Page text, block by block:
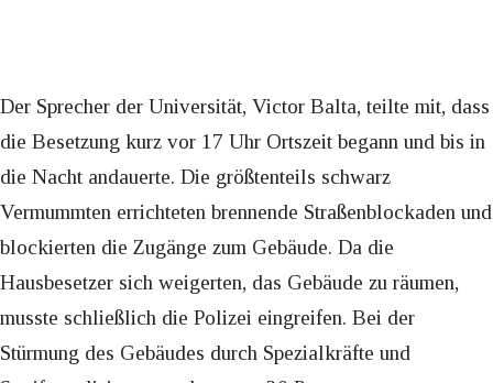
Der Sprecher der Universität, Victor Balta, teilte mit, dass
die Besetzung kurz vor 17 Uhr Ortszeit begann und bis in
die Nacht andauerte. Die größtenteils schwarz
Vermummten errichteten brennende Straßenblockaden und
blockierten die Zugänge zum Gebäude. Da die
Hausbesetzer sich weigerten, das Gebäude zu räumen,
musste schließlich die Polizei eingreifen. Bei der
Stürmung des Gebäudes durch Spezialkräfte und